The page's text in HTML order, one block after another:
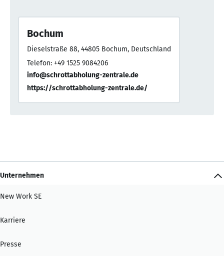
Bochum
Dieselstraße 88, 44805 Bochum, Deutschland
Telefon: +49 1525 9084206
info@schrottabholung-zentrale.de
https://schrottabholung-zentrale.de/
Unternehmen
New Work SE
Karriere
Presse